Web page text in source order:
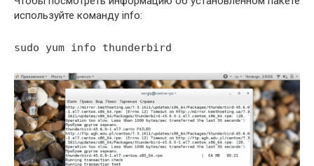
используйте команду info:
sudo yum info thunderbird